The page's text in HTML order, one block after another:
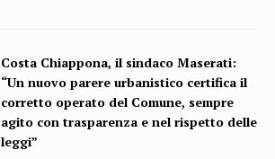
Costa Chiappona, il sindaco Maserati:
“Un nuovo parere urbanistico certifica il
corretto operato del Comune, sempre
agito con trasparenza e nel rispetto delle
leggi”